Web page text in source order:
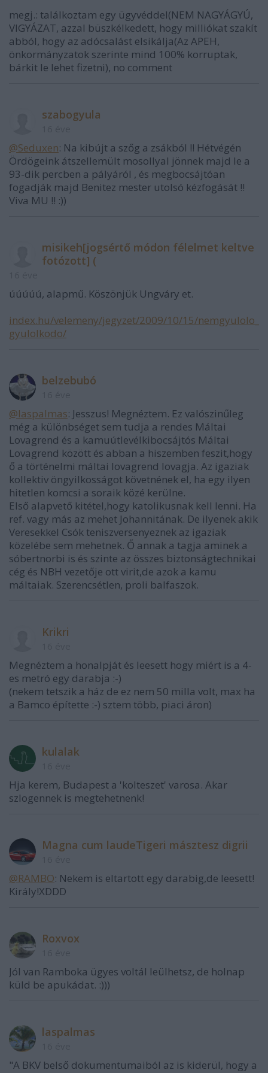
megj.: találkoztam egy ügyvéddel(NEM NAGYÁGYÚ,
VIGYÁZAT, azzal büszkélkedett, hogy milliókat szakít
abból, hogy az adócsalást elsikálja(Az APEH,
önkormányzatok szerinte mind 100% korruptak,
bárkit le lehet fizetni), no comment
szabogyula
@Seduxen: Na kibújt a szőg a zsákból !! Hétvégén
Ördögeink átszellemült mosollyal jönnek majd le a
93-dik percben a pályáról , és megbocsájtóan
fogadják majd Benitez mester utolsó kézfogását !!
Viva MU !! :))
misikeh[jogsértő módon félelmet keltve
fotózott] (
úúúúú, alapmű. Köszönjük Ungváry et.
index.hu/velemeny/jegyzet/2009/10/15/nemgyulolo_
gyulolkodo/
belzebubó
@laspalmas: Jesszus! Megnéztem. Ez valószinűleg
még a különbséget sem tudja a rendes Máltai
Lovagrend és a kamuútlevélkibocsájtós Máltai
Lovagrend között és abban a hiszemben feszit,hogy
ő a történelmi máltai lovagrend lovagja. Az igaziak
kollektiv öngyilkosságot követnének el, ha egy ilyen
hitetlen komcsi a soraik közé kerülne.
Első alapvető kitétel,hogy katolikusnak kell lenni. Ha
ref. vagy más az mehet Johannitának. De ilyenek akik
Veresekkel Csók teniszversenyeznek az igaziak
közelébe sem mehetnek. Ő annak a tagja aminek a
sóbertnorbi is és szinte az összes biztonságtechnikai
cég és NBH vezetője ott virit,de azok a kamu
máltaiak. Szerencsétlen, proli balfaszok.
Krikri
Megnéztem a honalpját és leesett hogy miért is a 4-
es metró egy darabja :-)
(nekem tetszik a ház de ez nem 50 milla volt, max ha
a Bamco építette :-) sztem több, piaci áron)
kulalak
Hja kerem, Budapest a 'kolteszet' varosa. Akar
szlogennek is megtehetnenk!
Magna cum laudeTigeri másztesz digrii
@RAMBO: Nekem is eltartott egy darabig,de leesett!
Király!XDDD
Roxvox
Jól van Ramboka ügyes voltál leülhetsz, de holnap
küld be apukádat. :)))
laspalmas
"A BKV belső dokumentumaiból az is kiderül, hogy a